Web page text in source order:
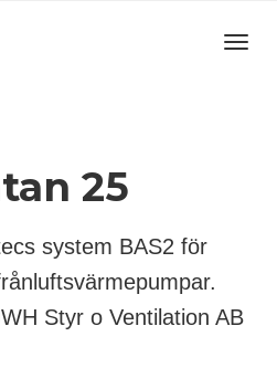
25
system BAS2 för
Styr o Ventilation AB